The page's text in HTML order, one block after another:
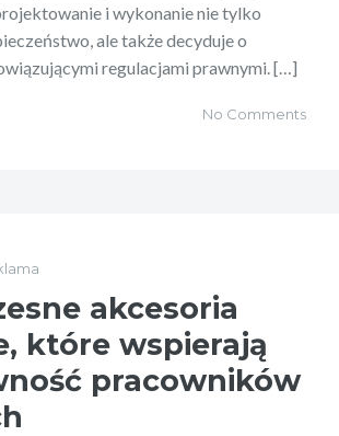
i wykonanie nie tylko
ale także decyduje o
regulacjami prawnymi. […]
No Comments
akcesoria
które wspierają
pracowników